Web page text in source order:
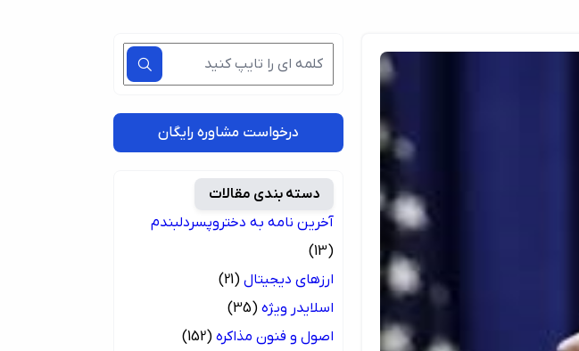
درخواست مشاوره رایگان
دسته بندی مقالات
آخرین نامه به دختروپسردلبندم
(13)
ارزهای دیجیتال (21)
اسلایدر ویژه (35)
اصول و فنون مذاکره (152)